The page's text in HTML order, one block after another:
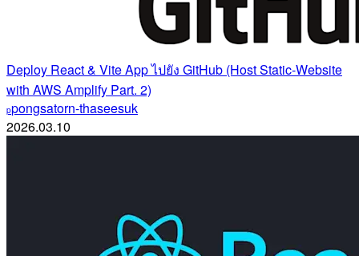
Deploy React & Vite App ไปยัง GitHub (Host Static-Website
with AWS Amplify Part. 2)
ppongsatorn-thaseesuk
2026.03.10